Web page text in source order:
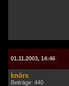
01.11.2003, 14:46
knörx
Beiträge: 440